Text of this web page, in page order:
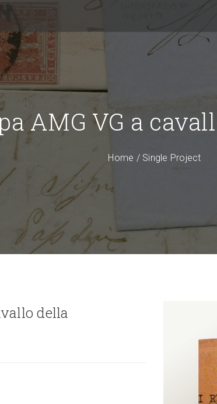
AMG VG a
Home / Single Project
della